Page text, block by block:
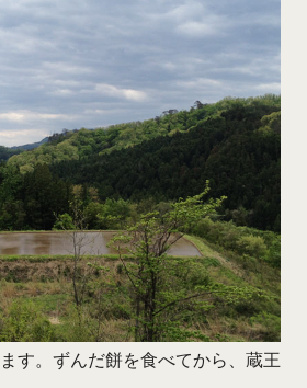
す。ずんだ餅を食べてから、蔵王